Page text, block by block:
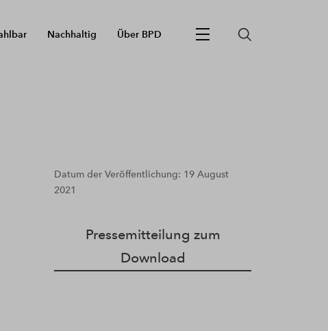
Nachhaltig Über BPD
Datum der Veröffentlichung: 19 August
2021
Pressemitteilung zum
Download